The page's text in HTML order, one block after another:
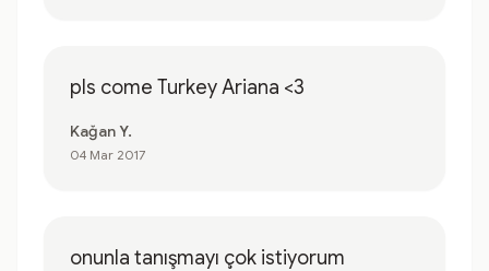
pls come Turkey Ariana <3
Kağan Y.
04 Mar 2017
onunla tanışmayı çok istiyorum